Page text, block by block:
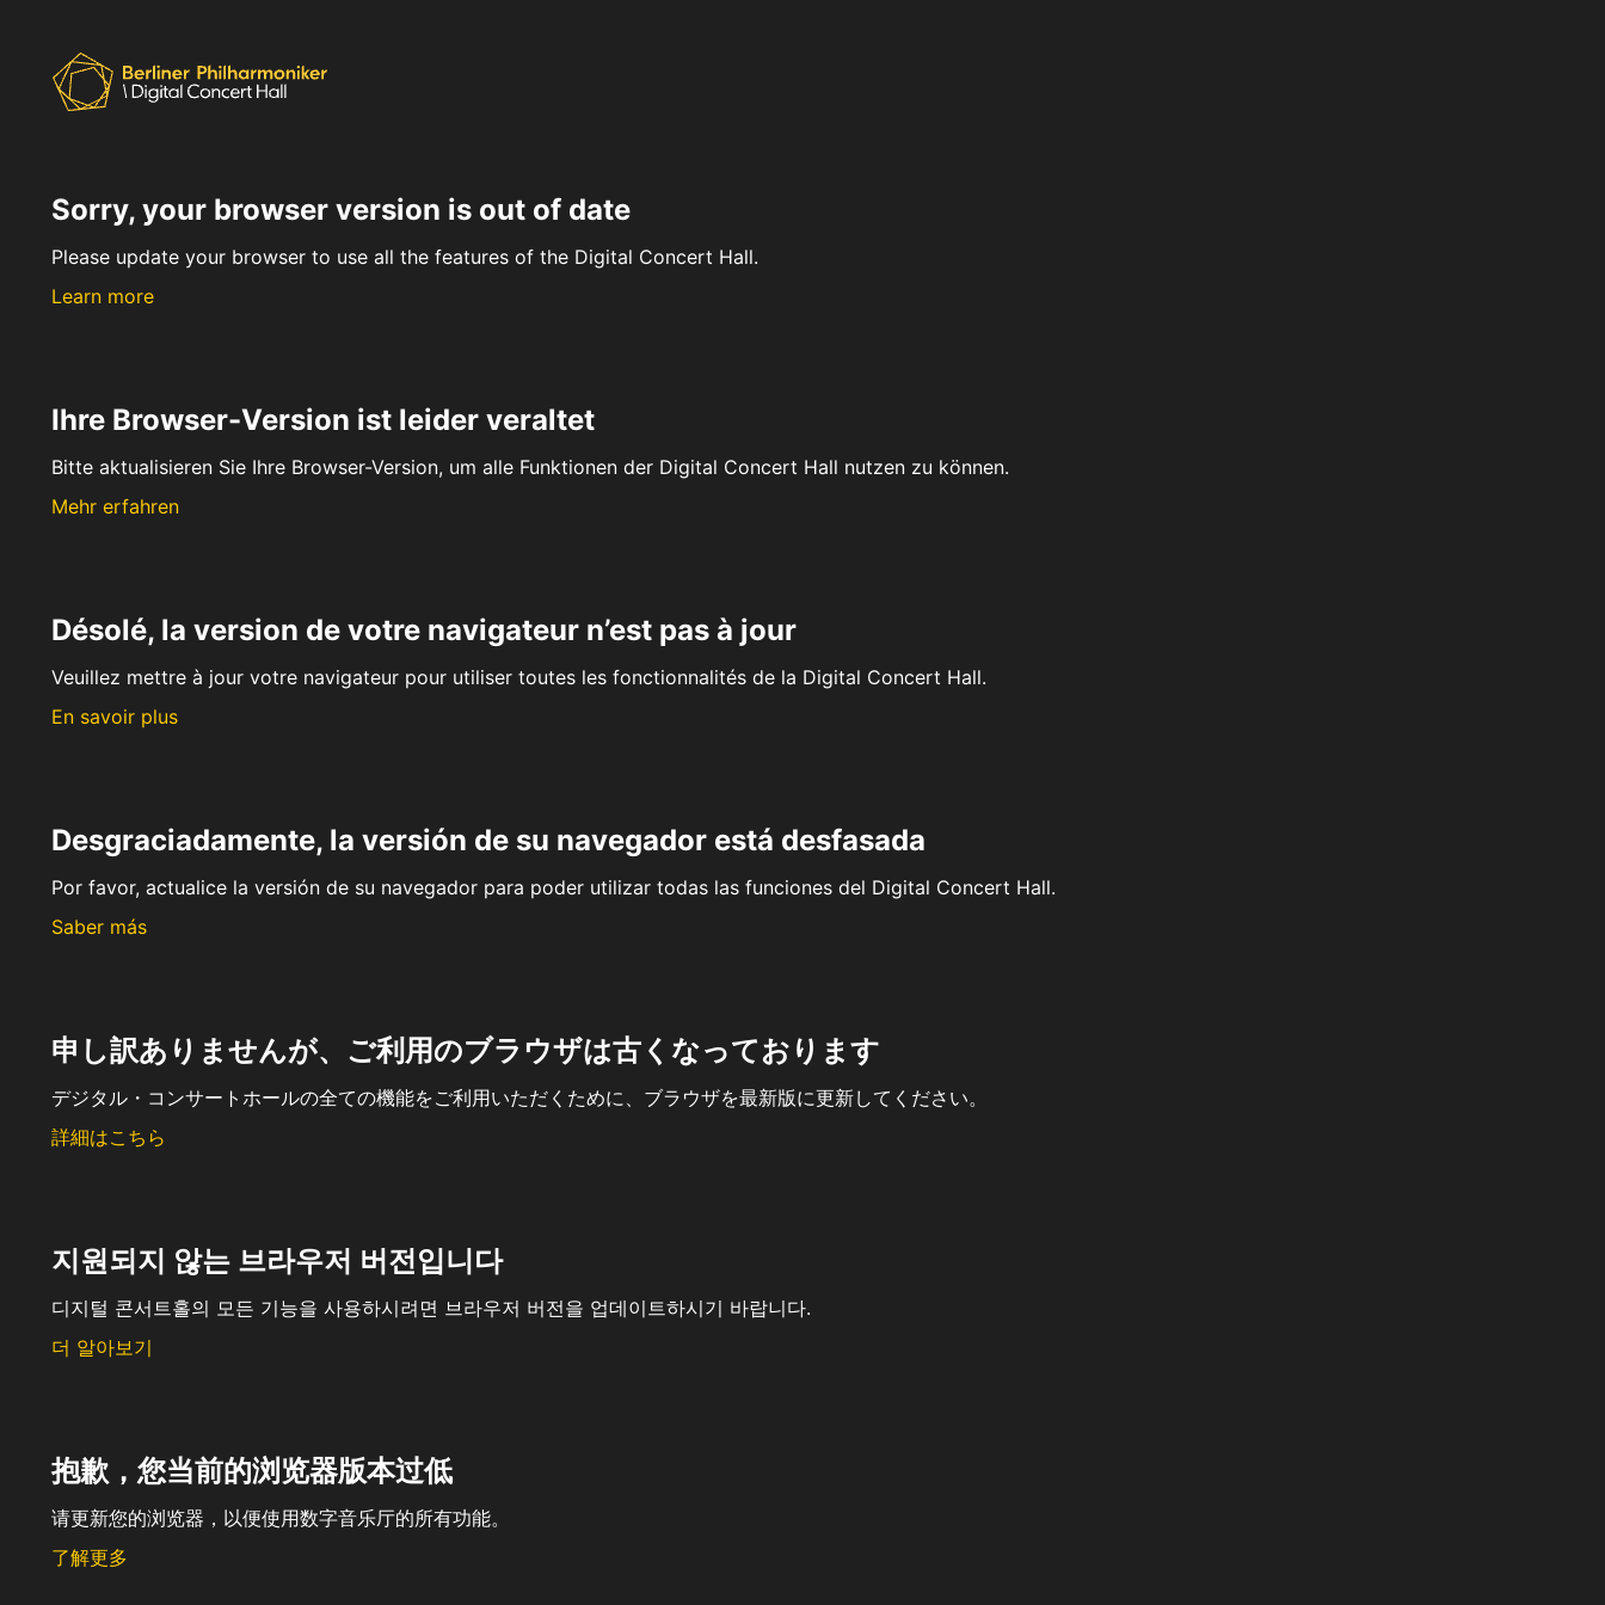
Sorry, your browser version is out of date
Please update your browser to use all the features of the Digital Concert Hall.
Learn more
Ihre Browser-Version ist leider veraltet
Bitte aktualisieren Sie Ihre Browser-Version, um alle Funktionen der Digital Concert Hall nutzen zu können.
Mehr erfahren
Désolé, la version de votre navigateur n’est pas à jour
Veuillez mettre à jour votre navigateur pour utiliser toutes les fonctionnalités de la Digital Concert Hall.
En savoir plus
Desgraciadamente, la versión de su navegador está desfasada
Por favor, actualice la versión de su navegador para poder utilizar todas las funciones del Digital Concert Hall.
Saber más
申し訳ありませんが、ご利用のブラウザは古くなっております
デジタル・コンサートホールの全ての機能をご利用いただくために、ブラウザを最新版に更新してください。
詳細はこちら
지원되지 않는 브라우저 버전입니다
디지털 콘서트홀의 모든 기능을 사용하시려면 브라우저 버전을 업데이트하시기 바랍니다.
더 알아보기
抱歉，您当前的浏览器版本过低
请更新您的浏览器，以便使用数字音乐厅的所有功能。
了解更多